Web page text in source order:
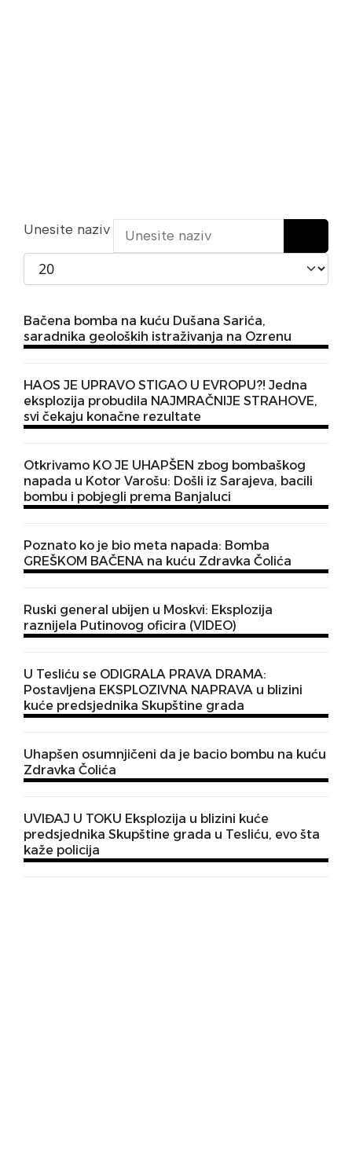
Unesite naziv
Prikaži broj
Bačena bomba na kuću Dušana Sarića,
saradnika geoloških istraživanja na Ozrenu
HAOS JE UPRAVO STIGAO U EVROPU?! Jedna
eksplozija probudila NAJMRAČNIJE STRAHOVE,
svi čekaju konačne rezultate
Otkrivamo KO JE UHAPŠEN zbog bombaškog
napada u Kotor Varošu: Došli iz Sarajeva, bacili
bombu i pobjegli prema Banjaluci
Poznato ko je bio meta napada: Bomba
GREŠKOM BAČENA na kuću Zdravka Čolića
Ruski general ubijen u Moskvi: Eksplozija
raznijela Putinovog oficira (VIDEO)
U Tesliću se ODIGRALA PRAVA DRAMA:
Postavljena EKSPLOZIVNA NAPRAVA u blizini
kuće predsjednika Skupštine grada
Uhapšen osumnjičeni da je bacio bombu na kuću
Zdravka Čolića
UVIĐAJ U TOKU Eksplozija u blizini kuće
predsjednika Skupštine grada u Tesliću, evo šta
kaže policija